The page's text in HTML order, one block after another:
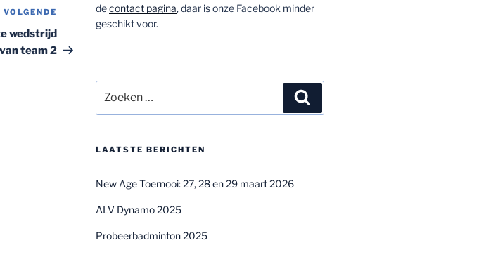
Volgend
bericht
VOLGENDE
wedstrijd
van team 2
decontact pagina, daar is onze Facebook minder
geschikt voor.
naar:
LAATSTE BERICHTEN
New Age Toernooi: 27, 28 en 29 maart 2026
ALV Dynamo 2025
Probeerbadminton 2025